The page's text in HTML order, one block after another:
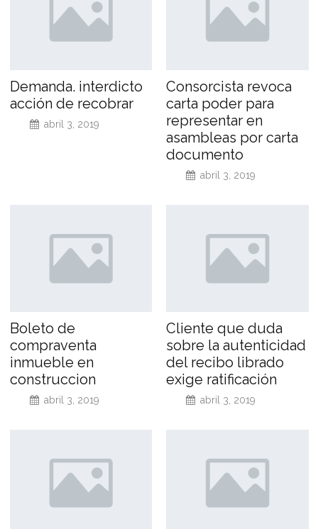
Demanda. interdicto
acción de recobrar
abril 3, 2019
Consorcista revoca
carta poder para
representar en
asambleas por carta
documento
abril 3, 2019
Boleto de
compraventa
inmueble en
construccion
abril 3, 2019
Cliente que duda
sobre la autenticidad
del recibo librado
exige ratificación
abril 3, 2019